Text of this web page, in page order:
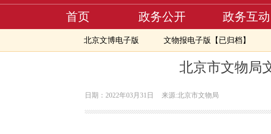
首页 政务公开 政务互动
北京文博电子版 文物报电子版【已归档】
首页>文献与传播 专题大放送>行政执法公示>执法检查
北京市文物局
日期：2022年03月31日 来源:北京市文物局